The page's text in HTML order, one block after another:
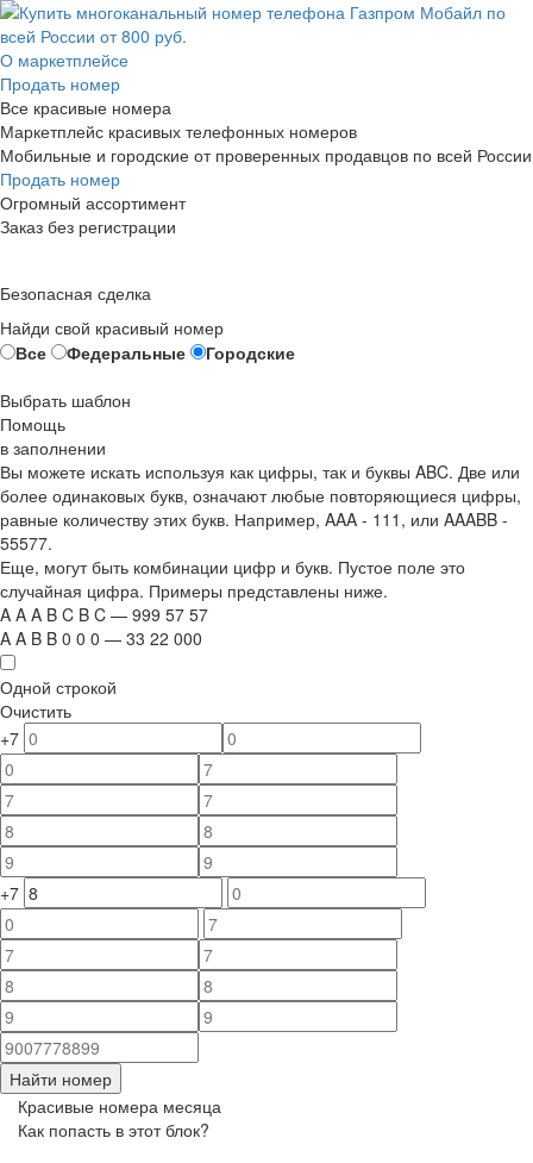
О маркетплейсе
Продать номер
Все красивые номера
Маркетплейс красивых телефонных номеров
Мобильные и городские от проверенных продавцов по всей России
Продать номер
Огромный ассортимент
Заказ без регистрации
Безопасная сделка
Найди свой красивый номер
Все
Федеральные
Городские
Выбрать шаблон
Помощь
в заполнении
Вы можете искать используя как цифры, так и буквы ABC. Две или
более одинаковых букв, означают любые повторяющиеся цифры,
равные количеству этих букв. Например, AAA - 111 , или AAABB -
55577.
Еще, могут быть комбинации цифр и букв. Пустое поле это
случайная цифра. Примеры представлены ниже.
A A A B C B C — 999 57 57
A A B B 0 0 0 — 33 22 000
Одной строкой
Очистить
+7
+7
Найти номер
Красивые номера месяца
Как попасть в этот блок?